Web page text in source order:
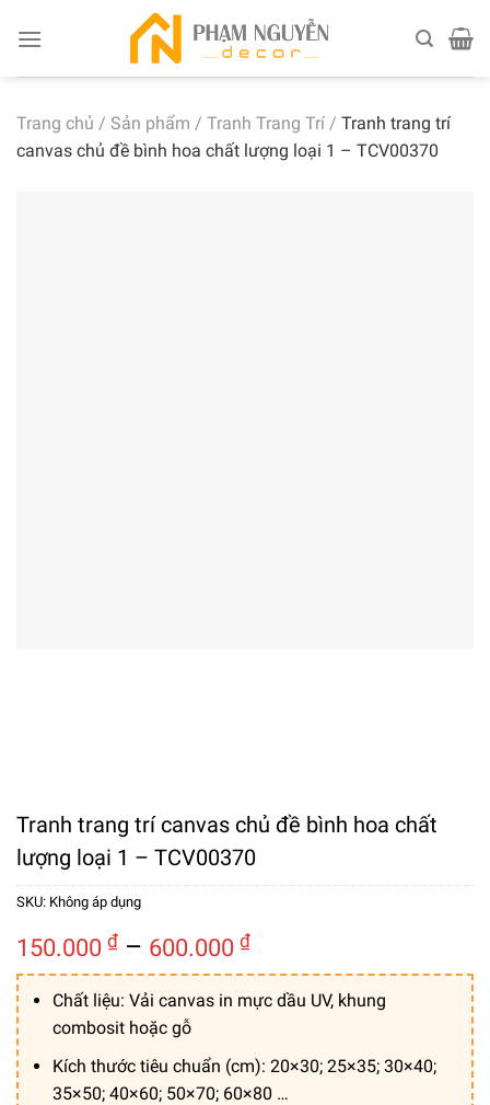
Trang chủ / Sản phẩm / Tranh Trang Trí / Tranh trang trí
canvas chủ đề bình hoa chất lượng loại 1 – TCV00370
Tranh trang trí canvas chủ đề bình hoa chất
lượng loại 1 – TCV00370
SKU: Không áp dụng
150.000 ₫ – 600.000 ₫Khoảng
giá:
từ
đến
600.000 ₫
Chất liệu: Vải canvas in mực dầu UV, khung
combosit hoặc gỗ
Kích thước tiêu chuẩn (cm): 20×30; 25×35; 30×40;
35×50; 40×60; 50×70; 60×80 …